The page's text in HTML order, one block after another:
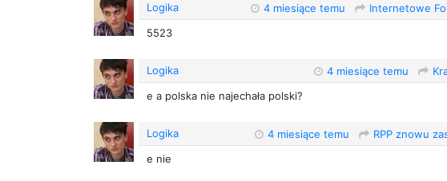
Logika 4 miesiące temu Internetowe
5523
Logika 4 miesiące temu
e a polska nie najechała polski?
Logika 4 miesiące temu RPP znowu
e nie